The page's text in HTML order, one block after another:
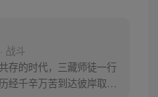
战斗
存的时代，三藏师徒一行
经千辛万苦到达彼岸取